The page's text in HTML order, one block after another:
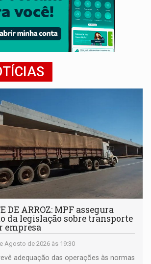
DE ARROZ: MPF assegura
da legislação sobre transporte
empresa
Agosto de 2026 às 19:30
adequação das operações às normas